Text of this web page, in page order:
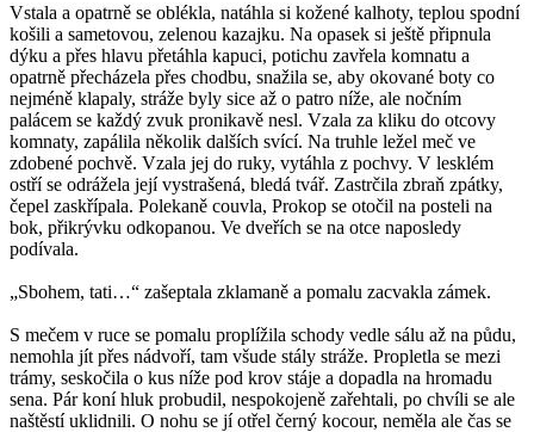
Vstala a opatrně se oblékla, natáhla si kožené kalhoty, teplou spodní
košili a sametovou, zelenou kazajku. Na opasek si ještě připnula
dýku a přes hlavu přetáhla kapuci, potichu zavřela komnatu a
opatrně přecházela přes chodbu, snažila se, aby okované boty co
nejméně klapaly, stráže byly sice až o patro níže, ale nočním
palácem se každý zvuk pronikavě nesl. Vzala za kliku do otcovy
komnaty, zapálila několik dalších svící. Na truhle ležel meč ve
zdobené pochvě. Vzala jej do ruky, vytáhla z pochvy. V lesklém
ostří se odrážela její vystrašená, bledá tvář. Zastrčila zbraň zpátky,
čepel zaskřípala. Polekaně couvla, Prokop se otočil na posteli na
bok, přikrývku odkopanou. Ve dveřích se na otce naposledy
podívala.
„Sbohem, tati…“ zašeptala zklamaně a pomalu zacvakla zámek.
S mečem v ruce se pomalu proplížila schody vedle sálu až na půdu,
nemohla jít přes nádvoří, tam všude stály stráže. Propletla se mezi
trámy, seskočila o kus níže pod krov stáje a dopadla na hromadu
sena. Pár koní hluk probudil, nespokojeně zařehtali, po chvíli se ale
naštěstí uklidnili. O nohu se jí otřel černý kocour, neměla ale čas se